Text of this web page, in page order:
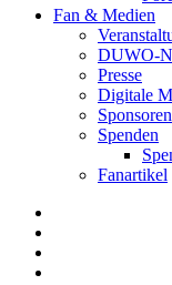
Fan & Medien
DUWO-
Presse
Digitale
Sponsoren
Spenden
Fanartikel